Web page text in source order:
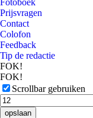
Fotoboek
Prijsvragen
Contact
Colofon
Feedback
Tip de redactie
FOK!
FOK!
Scrollbar gebruiken
opslaan